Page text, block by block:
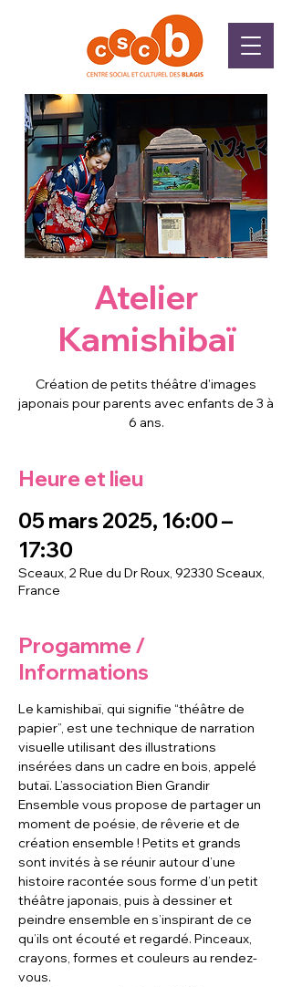
Atelier
Kamishibaï
Création de petits théâtre d'images
japonais pour parents avec enfants de 3 à
6 ans.
Heure et lieu
05 mars 2025, 16:00 –
17:30
Sceaux, 2 Rue du Dr Roux, 92330 Sceaux,
France
Progamme /
Informations
Le kamishibaï, qui signifie “théâtre de
papier”, est une technique de narration
visuelle utilisant des illustrations
insérées dans un cadre en bois, appelé
butaï. L’association Bien Grandir
Ensemble vous propose de partager un
moment de poésie, de rêverie et de
création ensemble ! Petits et grands
sont invités à se réunir autour d’une
histoire racontée sous forme d’un petit
théâtre japonais, puis à dessiner et
peindre ensemble en s’inspirant de ce
qu’ils ont écouté et regardé. Pinceaux,
crayons, formes et couleurs au rendez-
vous.